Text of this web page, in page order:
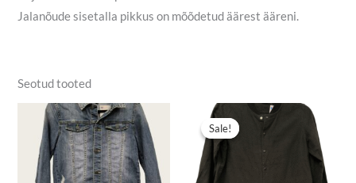
Jalanõude sisetalla pikkus on mõõdetud äärest ääreni.
Seotud tooted
Sale!
Sale!
Algne
hind
oli:
8,00 €.
Praegune
hind
5,00 €.